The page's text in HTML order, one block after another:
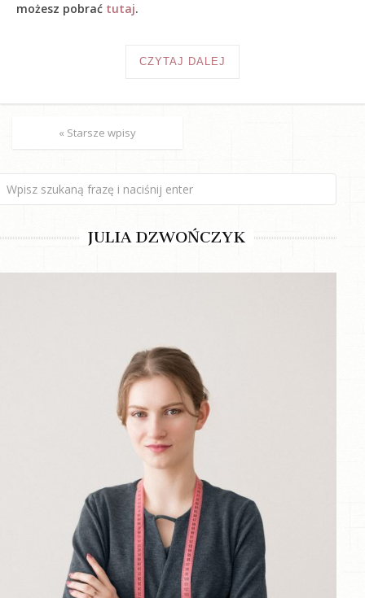
możesz pobrać tutaj.
CZYTAJ DALEJ
« Starsze wpisy
JULIA DZWOŃCZYK